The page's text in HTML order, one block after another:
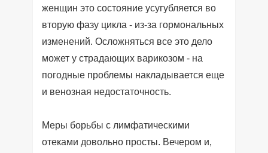
женщин это состояние усугубляется во
вторую фазу цикла - из-за гормональных
изменений. Осложняться все это дело
может у страдающих варикозом - на
погодные проблемы накладывается еще
и венозная недостаточность.
Меры борьбы с лимфатическими
отеками довольно просты. Вечером и,